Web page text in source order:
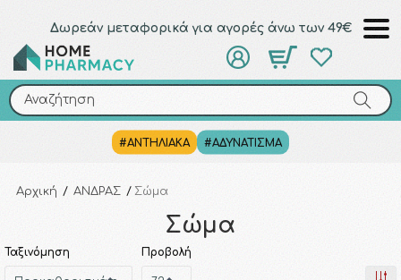
Δωρεάν μεταφορικά για αγορές άνω των 49€
Αναζήτηση
#ΑΝΤΗΛΙΑΚΑ #ΑΔΥΝΑΤΙΣΜΑ
Αναζήτηση
Αρχική / ΑΝΔΡΑΣ / Σώμα
Σώμα
Ταξινόμηση Προβολή